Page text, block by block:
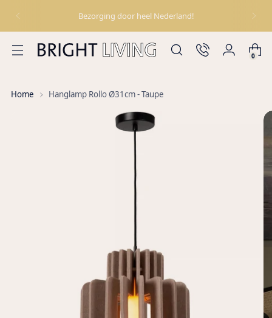
Bezorging door heel Nederland!
0
Home Hanglamp Rollo Ø31cm - Taupe